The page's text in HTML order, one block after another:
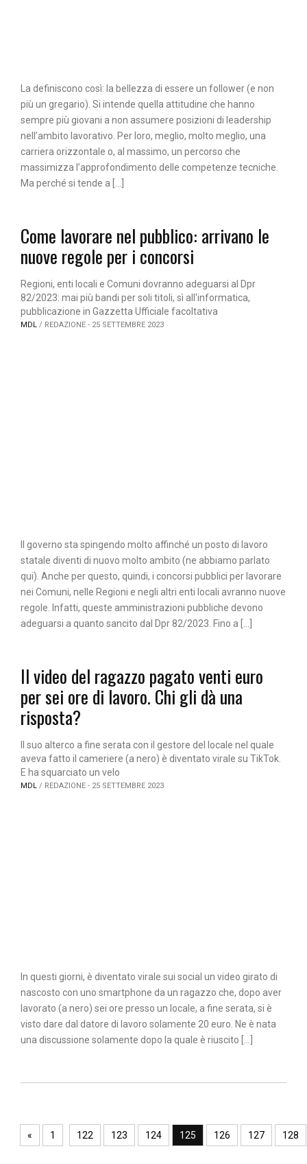
La definiscono così: la bellezza di essere un follower (e non
più un gregario). Si intende quella attitudine che hanno
sempre più giovani a non assumere posizioni di leadership
nell’ambito lavorativo. Per loro, meglio, molto meglio, una
carriera orizzontale o, al massimo, un percorso che
massimizza l’approfondimento delle competenze tecniche.
Ma perché si tende a […]
Come lavorare nel pubblico: arrivano le
nuove regole per i concorsi
Regioni, enti locali e Comuni dovranno adeguarsi al Dpr
82/2023: mai più bandi per soli titoli, sì all'informatica,
pubblicazione in Gazzetta Ufficiale facoltativa
MDL / REDAZIONE - 25 SETTEMBRE 2023
Il governo sta spingendo molto affinché un posto di lavoro
statale diventi di nuovo molto ambito (ne abbiamo parlato
qui). Anche per questo, quindi, i concorsi pubblici per lavorare
nei Comuni, nelle Regioni e negli altri enti locali avranno nuove
regole. Infatti, queste amministrazioni pubbliche devono
adeguarsi a quanto sancito dal Dpr 82/2023. Fino a […]
Il video del ragazzo pagato venti euro
per sei ore di lavoro. Chi gli dà una
risposta?
Il suo alterco a fine serata con il gestore del locale nel quale
aveva fatto il cameriere (a nero) è diventato virale su TikTok.
E ha squarciato un velo
MDL / REDAZIONE - 25 SETTEMBRE 2023
In questi giorni, è diventato virale sui social un video girato di
nascosto con uno smartphone da un ragazzo che, dopo aver
lavorato (a nero) sei ore presso un locale, a fine serata, si è
visto dare dal datore di lavoro solamente 20 euro. Ne è nata
una discussione solamente dopo la quale è riuscito […]
« 1 122 123 124 125 126 127 128